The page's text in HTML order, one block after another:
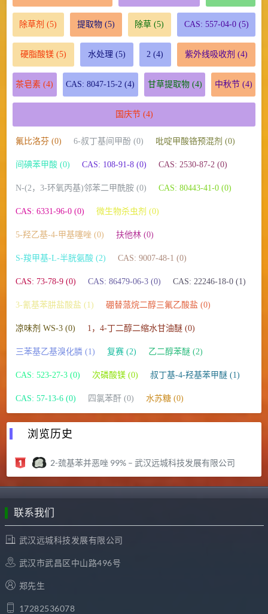
除草剂 (5) 提取物(5) 除草 (5) CAS: 557-04-0(5)
硬脂酸镁(5) 水处理 (5) 2 (4) 紫外线吸收剂 (4)
茶皂素 (4) CAS: 8047-15-2 (4) 甘草提取物(4) 中秋节(4)
国庆节(4)
氟比洛芬 (0) 6-叔丁基间甲酚 (0) 吡啶甲酸铬预混剂 (0)
间碘苯甲酸 (0) CAS: 108-91-8 (0) CAS: 2530-87-2 (0)
N-(2，3-环氧丙基)邻苯二甲酰胺 (0) CAS: 80443-41-0 (0)
CAS: 6331-96-0 (0) 微生物杀虫剂 (0)
5-羟乙基-4-甲基噻唑 (0) 扶他林 (0)
S-羧甲基-L-半胱氨酸 (2) CAS: 9007-48-1 (0)
CAS: 73-78-9 (0) CAS: 86479-06-3 (0) CAS: 22246-18-0 (1)
3-氰基苯肼盐酸盐 (1) 硼替蒎烷二醇三氟乙酸盐 (0)
凉味剂 WS-3 (0) 1，4-丁二醇二缩水甘油醚 (0)
三苯基乙基溴化膦 (1) 复赛 (2) 乙二醇苯醚 (2)
CAS: 523-27-3 (0) 次磷酸镁 (0) 叔丁基-4-羟基苯甲醚 (1)
CAS: 57-13-6 (0) 四氯苯酐 (0) 水苏糖 (0)
浏览历史
2-巯基苯并恶唑 99% – 武汉远城科技发展有限公司
联系我们
武汉远城科技发展有限公司
武汉市武昌区中山路496号
郑先生
17282536078